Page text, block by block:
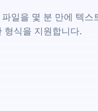
일을 몇 분 만에 텍스
형식을 지원합니다.